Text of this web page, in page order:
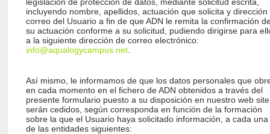
legislación de protección de datos, mediante solicitud escrita,
incluyendo nombre, apellidos, actuación que solicita y dirección
correo del Usuario a fin de que ADN le remita la confirmación
su actuación conforme a su solicitud, pudiendo dirigirse para
a la siguiente dirección de correo electrónico:
info@aqualogycampus.net.
Así mismo, le informamos de que los datos personales que
en cada momento en el fichero de ADN obtenidos a través del
presente formulario puesto a su disposición en nuestro web
serán cedidos, según corresponda en función de la formación
sobre la que el Usuario haya solicitado información, a cada una
de las entidades siguientes: